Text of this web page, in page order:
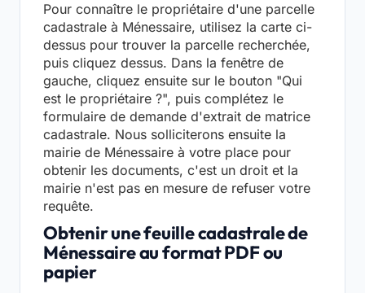
Pour connaître le propriétaire d'une parcelle
cadastrale à Ménessaire, utilisez la carte ci-
dessus pour trouver la parcelle recherchée,
puis cliquez dessus. Dans la fenêtre de
gauche, cliquez ensuite sur le bouton "Qui
est le propriétaire ?", puis complétez le
formulaire de demande d'extrait de matrice
cadastrale. Nous solliciterons ensuite la
mairie de Ménessaire à votre place pour
obtenir les documents, c'est un droit et la
mairie n'est pas en mesure de refuser votre
requête.
Obtenir une feuille cadastrale de
Ménessaire au format PDF ou
papier